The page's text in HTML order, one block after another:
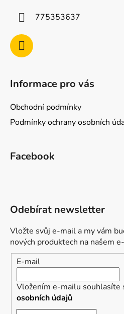
775353637
Informace pro vás
Obchodní podmínky
Podmínky ochrany osobních
Facebook
Odebírat newsletter
Vložte svůj e-mail a my vám
nových produktech na našem
E-mail
Vložením e-mailu souhlasíte
osobních údajů